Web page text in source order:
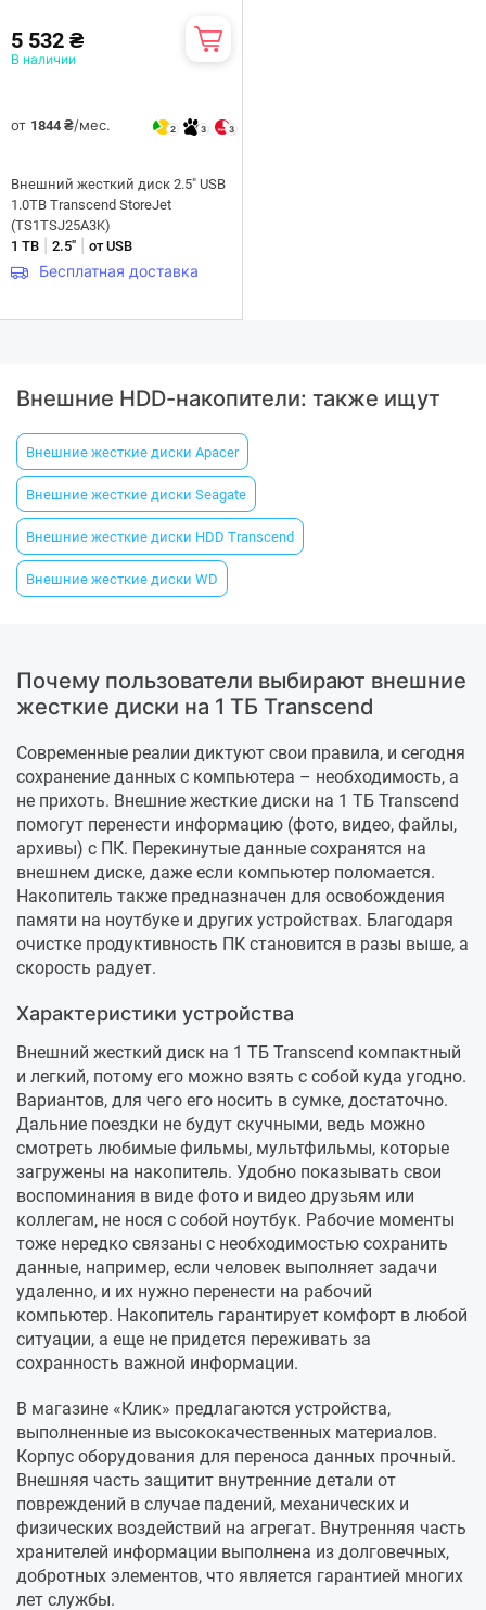
5 532 ₴
В наличии
от 1844 ₴/мес. 2 3 3
Внешний жесткий диск 2.5" USB
1.0TB Transcend StoreJet
(TS1TSJ25A3K)
1 ТB
2.5" от USB
Бесплатная доставка
Внешние HDD-накопители: также ищут
Внешние жесткие диски Apacer
Внешние жесткие диски Seagate
Внешние жесткие диски HDD Transcend
Внешние жесткие диски WD
Почему пользователи выбирают внешние
жесткие диски на 1 ТБ Transcend
Современные реалии диктуют свои правила, и сегодня
сохранение данных с компьютера – необходимость, а
не прихоть. Внешние жесткие диски на 1 ТБ Transcend
помогут перенести информацию (фото, видео, файлы,
архивы) с ПК. Перекинутые данные сохранятся на
внешнем диске, даже если компьютер поломается.
Накопитель также предназначен для освобождения
памяти на ноутбуке и других устройствах. Благодаря
очистке продуктивность ПК становится в разы выше, а
скорость радует.
Характеристики устройства
Внешний жесткий диск на 1 ТБ Transcend компактный
и легкий, потому его можно взять с собой куда угодно.
Вариантов, для чего его носить в сумке, достаточно.
Дальние поездки не будут скучными, ведь можно
смотреть любимые фильмы, мультфильмы, которые
загружены на накопитель. Удобно показывать свои
воспоминания в виде фото и видео друзьям или
коллегам, не нося с собой ноутбук. Рабочие моменты
тоже нередко связаны с необходимостью сохранить
данные, например, если человек выполняет задачи
удаленно, и их нужно перенести на рабочий
компьютер. Накопитель гарантирует комфорт в любой
ситуации, а еще не придется переживать за
сохранность важной информации.
В магазине «Клик» предлагаются устройства,
выполненные из высококачественных материалов.
Корпус оборудования для переноса данных прочный.
Внешняя часть защитит внутренние детали от
повреждений в случае падений, механических и
физических воздействий на агрегат. Внутренняя часть
хранителей информации выполнена из долговечных,
добротных элементов, что является гарантией многих
лет службы.